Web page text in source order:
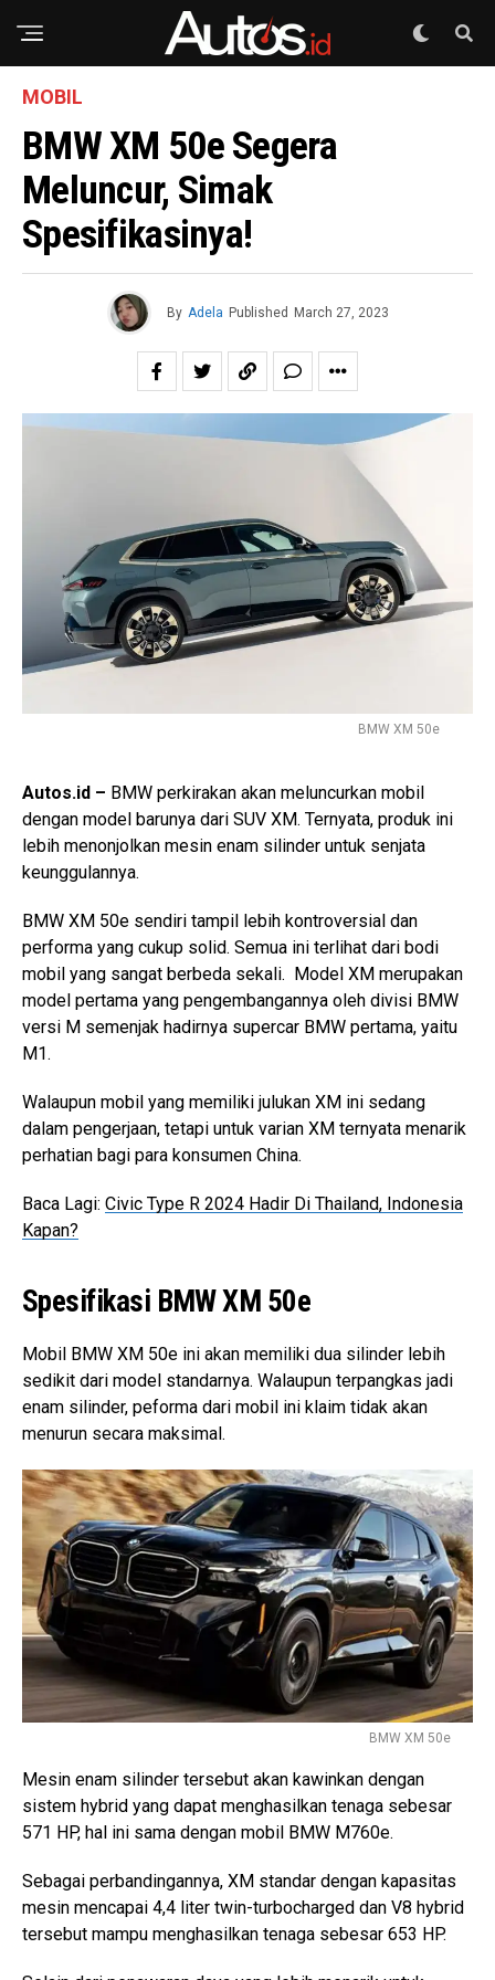
MOBIL
BMW XM 50e Segera
Meluncur, Simak
Spesifikasinya!
By Adela Published March 27, 2023
BMW XM 50e
Autos.id – BMW perkirakan akan meluncurkan mobil
dengan model barunya dari SUV XM. Ternyata, produk ini
lebih menonjolkan mesin enam silinder untuk senjata
keunggulannya.
BMW XM 50e sendiri tampil lebih kontroversial dan
performa yang cukup solid. Semua ini terlihat dari bodi
mobil yang sangat berbeda sekali. Model XM merupakan
model pertama yang pengembangannya oleh divisi BMW
versi M semenjak hadirnya supercar BMW pertama, yaitu
M1.
Walaupun mobil yang memiliki julukan XM ini sedang
dalam pengerjaan, tetapi untuk varian XM ternyata menarik
perhatian bagi para konsumen China.
Baca Lagi: Civic Type R 2024 Hadir Di Thailand, Indonesia
Kapan?
Spesifikasi BMW XM 50e
Mobil BMW XM 50e ini akan memiliki dua silinder lebih
sedikit dari model standarnya. Walaupun terpangkas jadi
enam silinder, peforma dari mobil ini klaim tidak akan
menurun secara maksimal.
BMW XM 50e
Mesin enam silinder tersebut akan kawinkan dengan
sistem hybrid yang dapat menghasilkan tenaga sebesar
571 HP, hal ini sama dengan mobil BMW M760e.
Sebagai perbandingannya, XM standar dengan kapasitas
mesin mencapai 4,4 liter twin-turbocharged dan V8 hybrid
tersebut mampu menghasilkan tenaga sebesar 653 HP.